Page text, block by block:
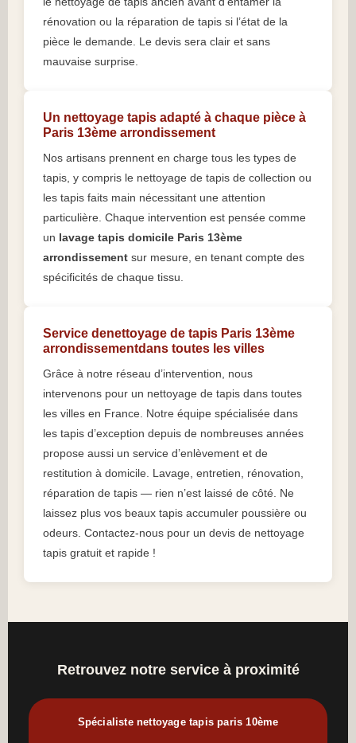
rénovation ou la réparation de tapis si l’état de la
pièce le demande. Le devis sera clair et sans
mauvaise surprise.
Un nettoyage tapis adapté à chaque pièce à
Paris 13ème arrondissement
Nos artisans prennent en charge tous les types de
tapis, y compris le nettoyage de tapis de collection ou
les tapis faits main nécessitant une attention
particulière. Chaque intervention est pensée comme
un lavage tapis domicile Paris 13ème
arrondissement sur mesure, en tenant compte des
spécificités de chaque tissu.
Service denettoyage de tapis Paris 13ème
arrondissementdans toutes les villes
Grâce à notre réseau d’intervention, nous
intervenons pour un nettoyage de tapis dans toutes
les villes en France. Notre équipe spécialisée dans
les tapis d’exception depuis de nombreuses années
propose aussi un service d’enlèvement et de
restitution à domicile. Lavage, entretien, rénovation,
réparation de tapis — rien n’est laissé de côté. Ne
laissez plus vos beaux tapis accumuler poussière ou
odeurs. Contactez-nous pour un devis de nettoyage
tapis gratuit et rapide !
Retrouvez notre service à proximité
Spécialiste nettoyage tapis paris 10ème